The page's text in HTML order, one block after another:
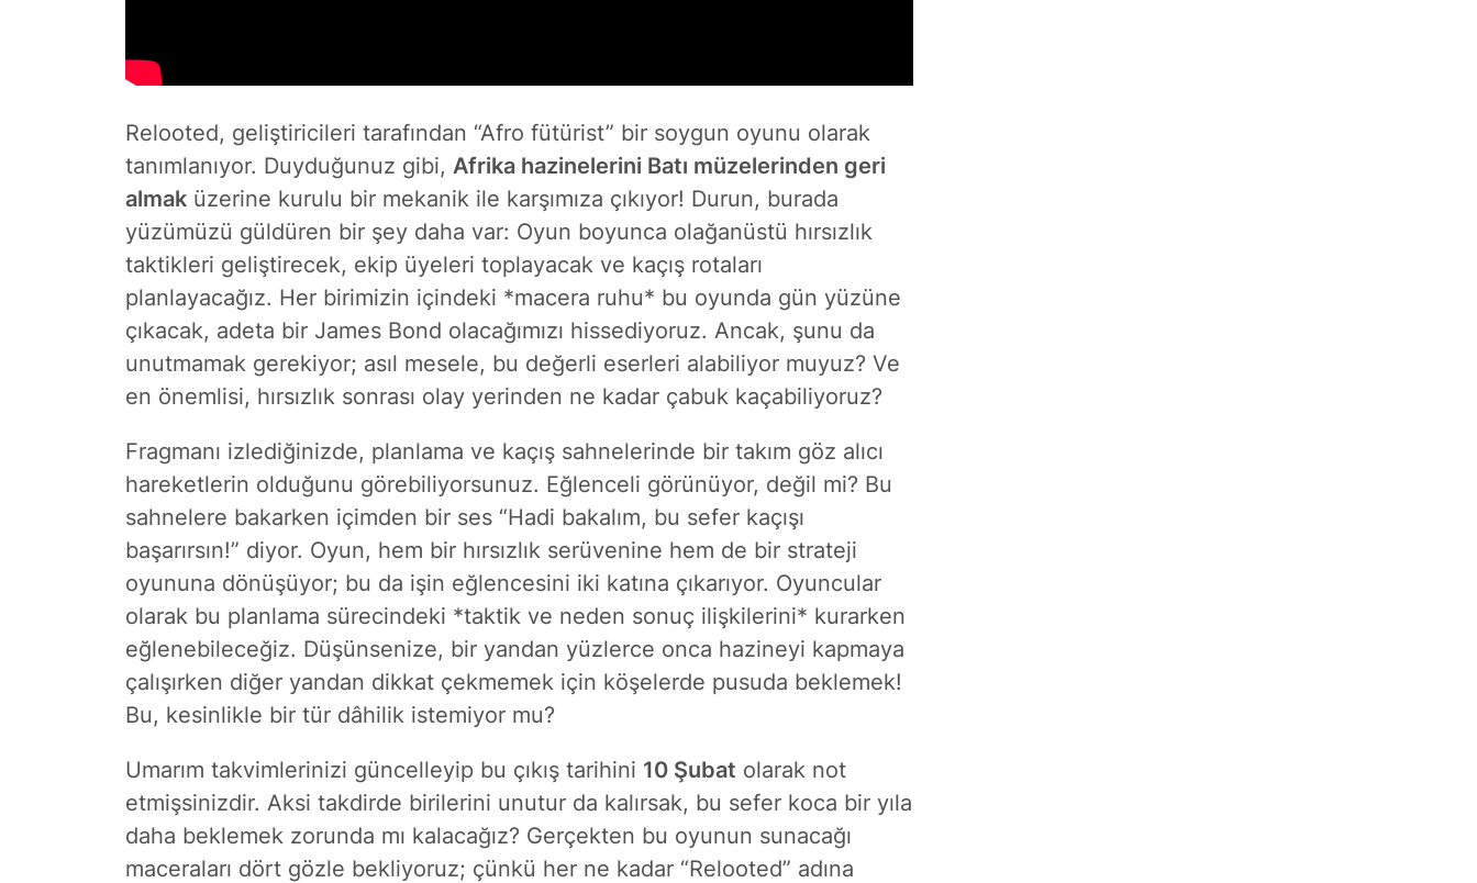
Relooted, geliştiricileri tarafından “Afro fütürist” bir soygun oyunu olarak
tanımlanıyor. Duyduğunuz gibi, Afrika hazinelerini Batı müzelerinden geri
almak üzerine kurulu bir mekanik ile karşımıza çıkıyor! Durun, burada
yüzümüzü güldüren bir şey daha var: Oyun boyunca olağanüstü hırsızlık
taktikleri geliştirecek, ekip üyeleri toplayacak ve kaçış rotaları
planlayacağız. Her birimizin içindeki *macera ruhu* bu oyunda gün yüzüne
çıkacak, adeta bir James Bond olacağımızı hissediyoruz. Ancak, şunu da
unutmamak gerekiyor; asıl mesele, bu değerli eserleri alabiliyor muyuz? Ve
en önemlisi, hırsızlık sonrası olay yerinden ne kadar çabuk kaçabiliyoruz?
Fragmanı izlediğinizde, planlama ve kaçış sahnelerinde bir takım göz alıcı
hareketlerin olduğunu görebiliyorsunuz. Eğlenceli görünüyor, değil mi? Bu
sahnelere bakarken içimden bir ses “Hadi bakalım, bu sefer kaçışı
başarırsın!” diyor. Oyun, hem bir hırsızlık serüvenine hem de bir strateji
oyununa dönüşüyor; bu da işin eğlencesini iki katına çıkarıyor. Oyuncular
olarak bu planlama sürecindeki *taktik ve neden sonuç ilişkilerini* kurarken
eğlenebileceğiz. Düşünsenize, bir yandan yüzlerce onca hazineyi kapmaya
çalışırken diğer yandan dikkat çekmemek için köşelerde pusuda beklemek!
Bu, kesinlikle bir tür dâhilik istemiyor mu?
Umarım takvimlerinizi güncelleyip bu çıkış tarihini 10 Şubat olarak not
etmişsinizdir. Aksi takdirde birilerini unutur da kalırsak, bu sefer koca bir yıla
daha beklemek zorunda mı kalacağız? Gerçekten bu oyunun sunacağı
maceraları dört gözle bekliyoruz; çünkü her ne kadar “Relooted” adına